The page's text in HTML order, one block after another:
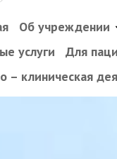
Об учреждении
услуги
Для
– клиническая